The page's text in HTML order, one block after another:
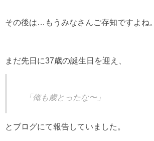
その後は…もうみなさんご存知ですよね。
まだ先日に37歳の誕生日を迎え、
「俺も歳とったな〜」
とブログにて報告していました。